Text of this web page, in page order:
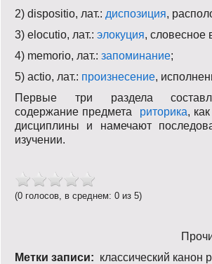
2) dispositio, лат.: диспозиция,
3) elocutio, лат.: элокуция, словесное
4) memorio, лат.: запоминание;
5) actio, лат.: произнесение,
Первые три раздела
содержание предмета риторика,
дисциплины и намечают
изучении.
(0 голосов, в среднем: 0 из 5)
Метки записи: классический канон